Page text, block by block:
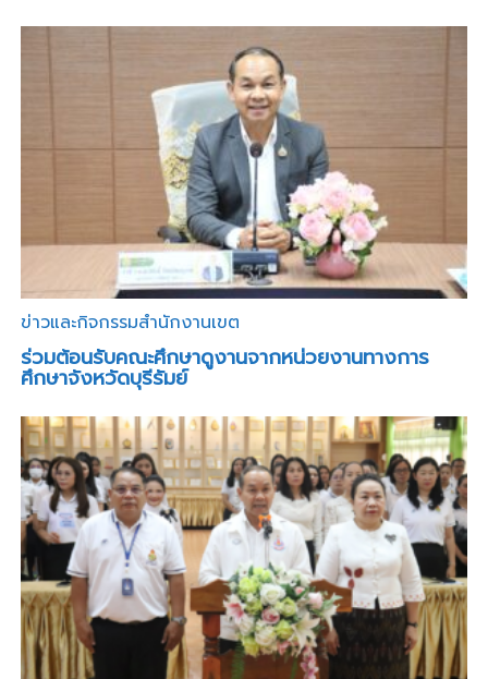
ข่าวและกิจกรรมสำนักงานเขต
ร่วมต้อนรับคณะศึกษาดูงานจากหน่วยงานทางการ
ศึกษาจังหวัดบุรีรัมย์